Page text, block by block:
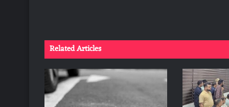
Related Articles